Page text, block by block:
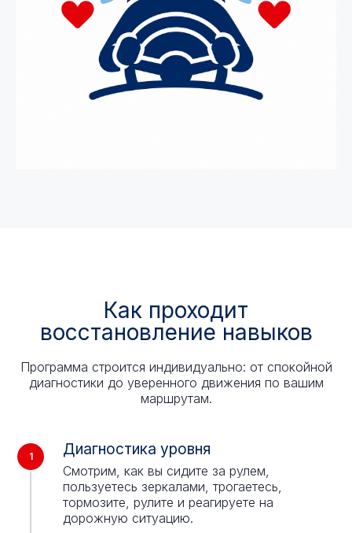
Как проходит
восстановление навыков
Программа строится индивидуально: от спокойной
диагностики до уверенного движения по вашим
маршрутам.
Диагностика уровня
Смотрим, как вы сидите за рулем,
пользуетесь зеркалами, трогаетесь,
тормозите, рулите и реагируете на
дорожную ситуацию.